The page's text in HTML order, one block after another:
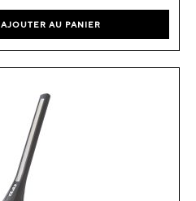
AJOUTER AU PANIER